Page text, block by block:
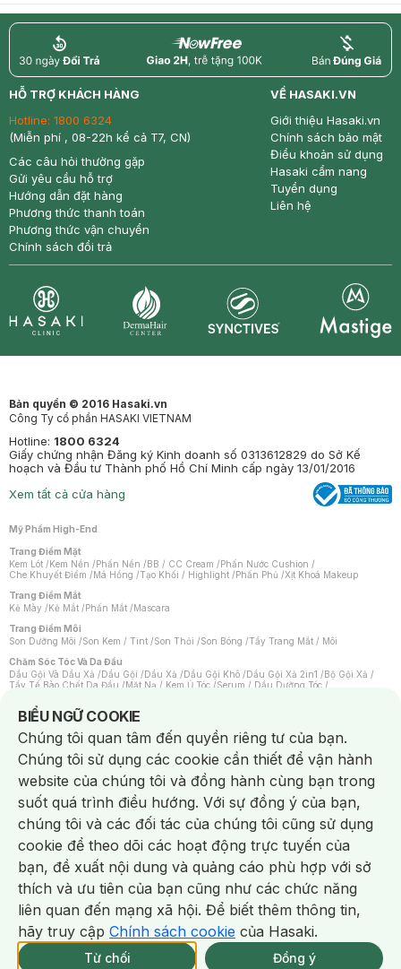
Giao Nhanh Miễn Phí 2H.
tại 337 Chi Nhánh (Trễ tặng 100K)
return nowfree price
HỖ TRỢ KHÁCH HÀNG
Hotline: 1800 6324
(Miễn phí , 08-22h kể cả T7, CN)
Các câu hỏi thường gặp
Gửi yêu cầu hỗ trợ
Hướng dẫn đặt hàng
Phương thức thanh toán
Phương thức vận chuyển
Chính sách đổi trả
VỀ HASAKI.VN
Giới thiệu Hasaki.vn
Chính sách bảo mật
Điều khoản sử dụng
Hasaki cẩm nang
Tuyển dụng
Liên hệ
Bản quyền © 2016 Hasaki.vn
Công Ty cổ phần HASAKI VIETNAM
Hotline: 1800 6324
Giấy chứng nhận Đăng ký Kinh doanh số 0313612829 do Sở Kế
hoạch và Đầu tư Thành phố Hồ Chí Minh cấp ngày 13/01/2016
Xem tất cả cửa hàng
Mỹ Phẩm High-End
Trang Điểm Mặt
Kem Lót /Kem Nền /Phấn Nền /BB / CC Cream /Phấn Nước Cushion /
Che Khuyết Điểm /Má Hồng /Tạo Khối / Highlight /Phấn Phủ /Xịt Khoá Makeup
Trang Điểm Mắt
Kẻ Mày /Kẻ Mắt /Phấn Mắt /Mascara
Trang Điểm Môi
Son Dưỡng Môi /Son Kem / Tint /Son Thỏi /Son Bóng /Tẩy Trang Mắt / Môi
Chăm Sóc Tóc Và Da Đầu
Dầu Gội Và Dầu Xả /Dầu Gội /Dầu Xả /Dầu Gội Khô /Dầu Gội Xả 2in1 /Bộ Gội Xả /
Tẩy Tế Bào Chết Da Đầu /Mặt Nạ / Kem Ủ Tóc /Serum / Dầu Dưỡng Tóc /
Máy Sấy Tóc
Lược
Kem Tẩy Lông/Dụng Cụ Tẩy Lông
Nước Hoa
Nước Hoa Nam Nước Hoa Cao Cấp Xịt Thơm Toàn Thân
Nước Hoa Vùng Kín
Chăm Sóc Cá Nhân
Chống Muỗi
Khẩu Trang Máy Massage Mặt Nạ Xông Hơi/Nước Rửa Tay
Sản Phẩm Chăm Sóc Khác/ Bàn Chải Đánh Răng /Bàn Chải Điện/
Hỗ Trợ Trắng Răng / Kem Đánh Răng Máy Tăm Nước Nước Súc Miệng
Tăm / Chỉ Nha Khoa /Xịt Thơm Miệng / Dung Dịch Vệ Sinh/Dưỡng Vùng Kín/
Khăn Ướt Vệ Sinh Vùng Kín
/Băng Vệ Sinh Tampon Bọt Cạo Râu Dao Cạo Râu/
Máy Cạo Râu
Vấn Đề Về Da
Da Dầu / Lỗ Chân Lông To
Da Khô / Mất Nước /Da Lão Hóa / Da Mụn/
Da Nhạy Cảm / Kích Ứng/Da Xỉn Màu/Thâm / Nám / Tàn Nhang/
Quầng Thâm & Bọng Mắt/ Sẹo
Viêm Da Cơ Địa
Dụng Cụ / Phụ Kiện Chăm Sóc Da
/Khăn Lau Mặt Khô Dụng Cụ / Máy Rửa Mặt/Máy Chăm Sóc Da
BIỂU NGỮ COOKIE
Notice about cookies usage
Chúng tôi quan tâm đến quyền riêng tư của bạn.
Chúng tôi sử dụng các cookie cần thiết để vận hành
website của chúng tôi và đồng hành cùng bạn trong
suốt quá trình điều hướng. Với sự đồng ý của bạn,
chúng tôi và các đối tác của chúng tôi cũng sử dụng
cookie để theo dõi các hoạt động trực tuyến của
bạn, đề xuất nội dung và quảng cáo phù hợp với sở
thích và ưu tiên của bạn cũng như các chức năng
liên quan đến mạng xã hội. Để biết thêm thông tin,
hãy truy cập Chính sách cookie của Hasaki.
Từ chối Đồng ý